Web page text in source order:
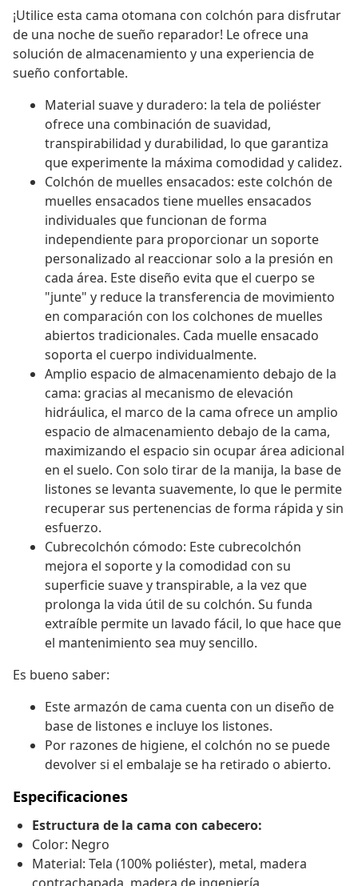
¡Utilice esta cama otomana con colchón para disfrutar
de una noche de sueño reparador! Le ofrece una
solución de almacenamiento y una experiencia de
sueño confortable.
Material suave y duradero: la tela de poliéster
ofrece una combinación de suavidad,
transpirabilidad y durabilidad, lo que garantiza
que experimente la máxima comodidad y calidez.
Colchón de muelles ensacados: este colchón de
muelles ensacados tiene muelles ensacados
individuales que funcionan de forma
independiente para proporcionar un soporte
personalizado al reaccionar solo a la presión en
cada área. Este diseño evita que el cuerpo se
"junte" y reduce la transferencia de movimiento
en comparación con los colchones de muelles
abiertos tradicionales. Cada muelle ensacado
soporta el cuerpo individualmente.
Amplio espacio de almacenamiento debajo de la
cama: gracias al mecanismo de elevación
hidráulica, el marco de la cama ofrece un amplio
espacio de almacenamiento debajo de la cama,
maximizando el espacio sin ocupar área adicional
en el suelo. Con solo tirar de la manija, la base de
listones se levanta suavemente, lo que le permite
recuperar sus pertenencias de forma rápida y sin
esfuerzo.
Cubrecolchón cómodo: Este cubrecolchón
mejora el soporte y la comodidad con su
superficie suave y transpirable, a la vez que
prolonga la vida útil de su colchón. Su funda
extraíble permite un lavado fácil, lo que hace que
el mantenimiento sea muy sencillo.
Es bueno saber:
Este armazón de cama cuenta con un diseño de
base de listones e incluye los listones.
Por razones de higiene, el colchón no se puede
devolver si el embalaje se ha retirado o abierto.
Especificaciones
Estructura de la cama con cabecero:
Color: Negro
Material: Tela (100% poliéster), metal, madera